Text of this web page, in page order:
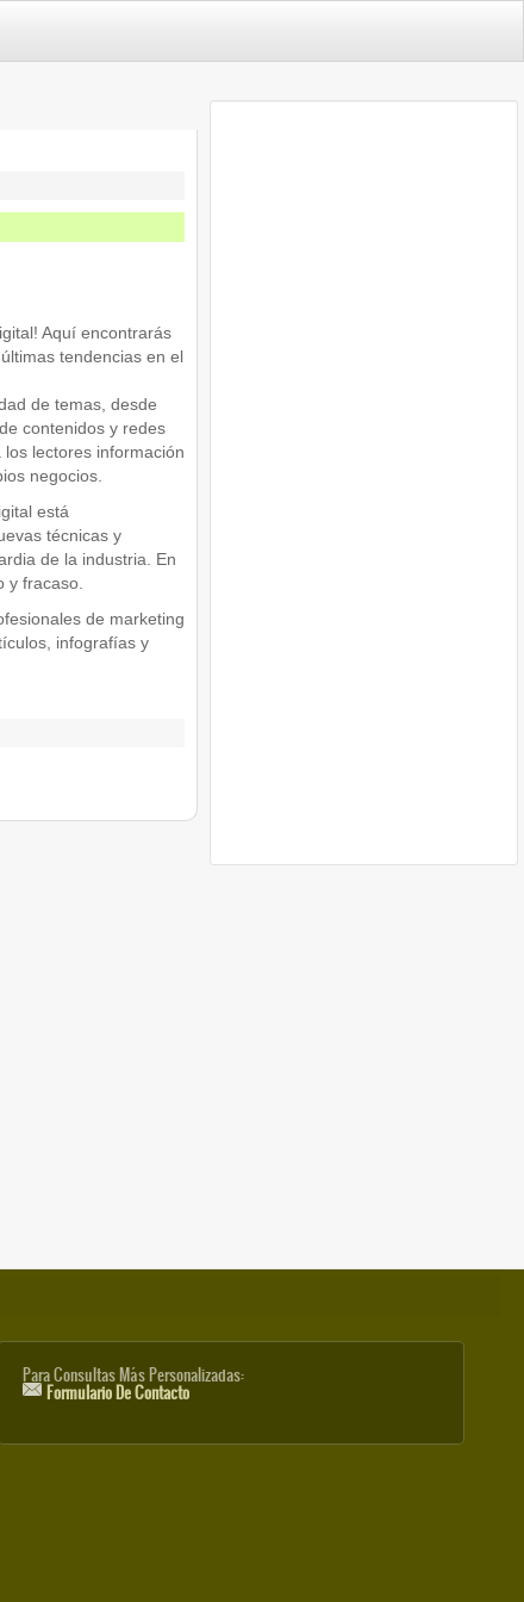
Aquí encontrarás
tendencias en el
de temas, desde
contenidos y redes
lectores información
negocios.
está
técnicas y
de la industria. En
y fracaso.
de marketing
infografías y
Para Consultas Más Personalizadas:
Formulario De Contacto